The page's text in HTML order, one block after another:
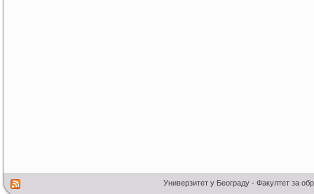
Универзитет у Београду - Факултет за